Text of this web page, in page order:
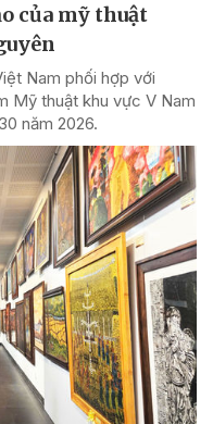
của mỹ thuật
Nam phối hợp với
Mỹ thuật khu vực V Nam
năm 2026.